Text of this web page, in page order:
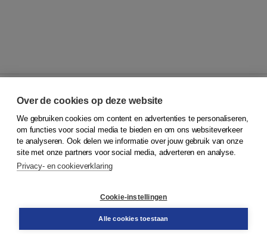
© 2026Koninklijke Boom uitgevers
Klantenservice
Service & informatie
Contact
Over de cookies op deze website
We gebruiken cookies om content en advertenties te personaliseren,
om functies voor social media te bieden en om ons websiteverkeer
te analyseren. Ook delen we informatie over jouw gebruik van onze
site met onze partners voor social media, adverteren en analyse.
Privacy- en cookieverklaring
Cookie-instellingen
Alle cookies toestaan